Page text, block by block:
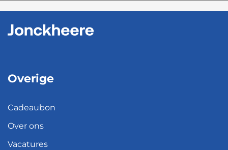
Overige
Cadeaubon
Over ons
Vacatures